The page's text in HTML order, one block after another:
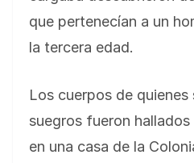
que pertenecían a un
la tercera edad.
Los cuerpos de quienes
suegros fueron
en una casa de la